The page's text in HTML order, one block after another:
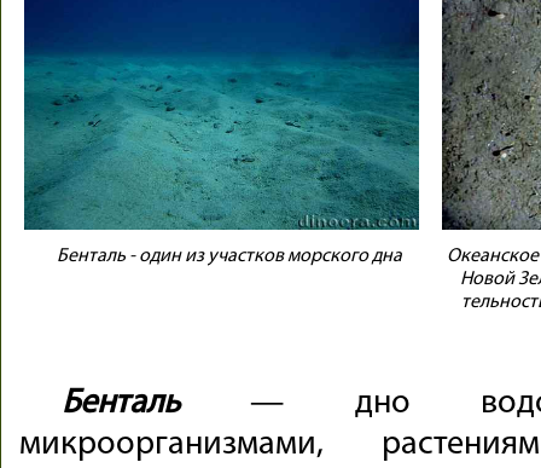
Бенталь - один из участков морского дна
Но­вой
Бенталь— дно
микроорганизмами,